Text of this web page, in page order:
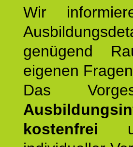
Wir
genügend
eigenen
Das
kostenfrei